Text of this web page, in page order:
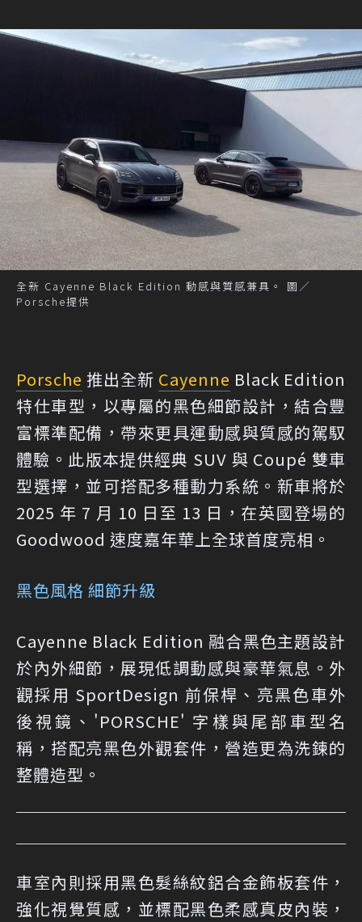
全新 Cayenne Black Edition 動感與質感兼具。 圖／
Porsche提供
Porsche 推出全新 Cayenne Black Edition
特仕車型，以專屬的黑色細節設計，結合豐
富標準配備，帶來更具運動感與質感的駕馭
體驗。此版本提供經典 SUV 與 Coupé 雙車
型選擇，並可搭配多種動力系統。新車將於
2025 年 7 月 10 日至 13 日，在英國登場的
Goodwood 速度嘉年華上全球首度亮相。
黑色風格 細節升級
Cayenne Black Edition 融合黑色主題設計
於內外細節，展現低調動感與豪華氣息。外
觀採用 SportDesign 前保桿、亮黑色車外
後視鏡、'PORSCHE' 字樣與尾部車型名
稱，搭配亮黑色外觀套件，營造更為洗鍊的
整體造型。
車室內則採用黑色髮絲紋鋁合金飾板套件，
強化視覺質感，並標配黑色柔感真皮內裝，